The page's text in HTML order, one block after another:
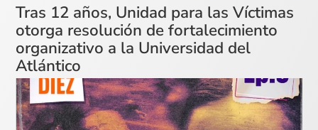
Tras 12 años, Unidad para las Víctimas
otorga resolución de fortalecimiento
organizativo a la Universidad del
Atlántico